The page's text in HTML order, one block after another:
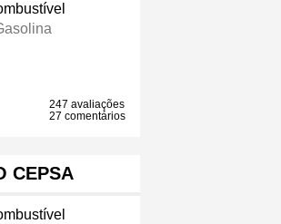
247 avaliações
27 comentários
CEPSA